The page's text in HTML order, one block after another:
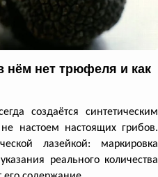
нет трюфеля и как
создаётся синтетическим
настоем настоящих грибов.
лазейкой: маркировка
реального количества